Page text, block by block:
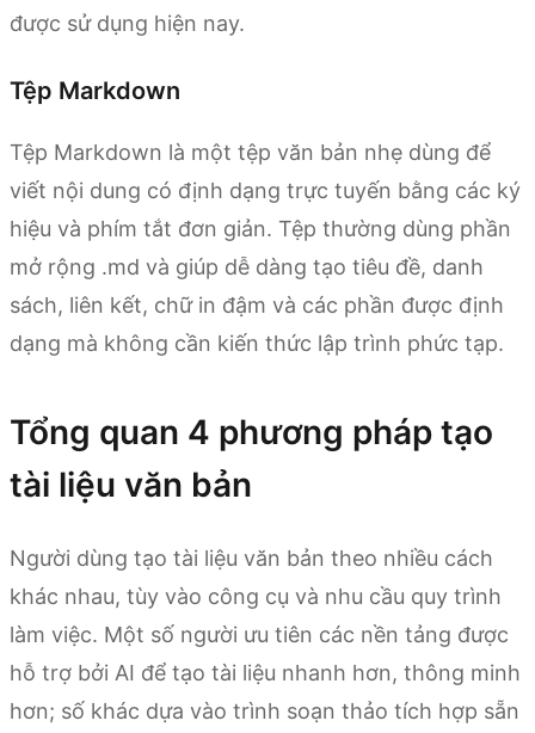
được sử dụng hiện nay.
Tệp Markdown
Tệp Markdown là một tệp văn bản nhẹ dùng để
viết nội dung có định dạng trực tuyến bằng các ký
hiệu và phím tắt đơn giản. Tệp thường dùng phần
mở rộng .md và giúp dễ dàng tạo tiêu đề, danh
sách, liên kết, chữ in đậm và các phần được định
dạng mà không cần kiến thức lập trình phức tạp.
Tổng quan 4 phương pháp tạo
tài liệu văn bản
Người dùng tạo tài liệu văn bản theo nhiều cách
khác nhau, tùy vào công cụ và nhu cầu quy trình
làm việc. Một số người ưu tiên các nền tảng được
hỗ trợ bởi AI để tạo tài liệu nhanh hơn, thông minh
hơn; số khác dựa vào trình soạn thảo tích hợp sẵn